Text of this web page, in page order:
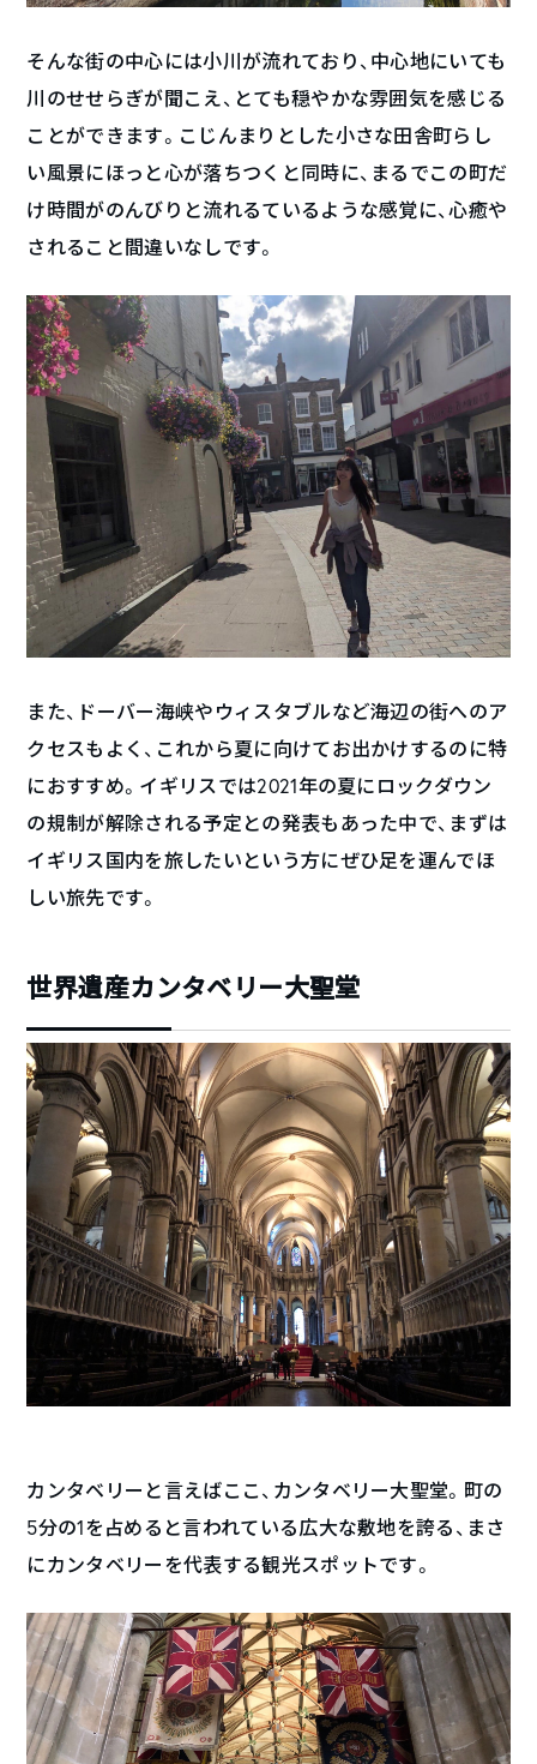
そんな街の中心には小川が流れており、中心地にいても
川のせせらぎが聞こえ、とても穏やかな雰囲気を感じる
ことができます。こじんまりとした小さな田舎町らし
い風景にほっと心が落ちつくと同時に、まるでこの町だ
け時間がのんびりと流れるているような感覚に、心癒や
されること間違いなしです。
また、ドーバー海峡やウィスタブルなど海辺の街へのア
クセスもよく、これから夏に向けてお出かけするのに特
におすすめ。イギリスでは2021年の夏にロックダウン
の規制が解除される予定との発表もあった中で、まずは
イギリス国内を旅したいという方にぜひ足を運んでほ
しい旅先です。
世界遺産カンタベリー大聖堂
カンタベリーと言えばここ、カンタベリー大聖堂。町の
5分の1を占めると言われている広大な敷地を誇る、まさ
にカンタベリーを代表する観光スポットです。